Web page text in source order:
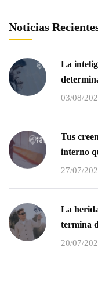
Noticias
La
03/08/
Tus
interno
27/07/
La
termina
20/07/